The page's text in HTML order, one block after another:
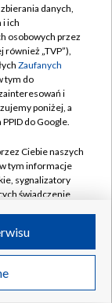
danych,
i ich
osobowych przez
również „TVP”),
Zaufanych
tym do
i
poniżej, a
do Google.
Ciebie naszych
tym informacje
sygnalizatory
świadczenie
Ciebie
identyfikatory